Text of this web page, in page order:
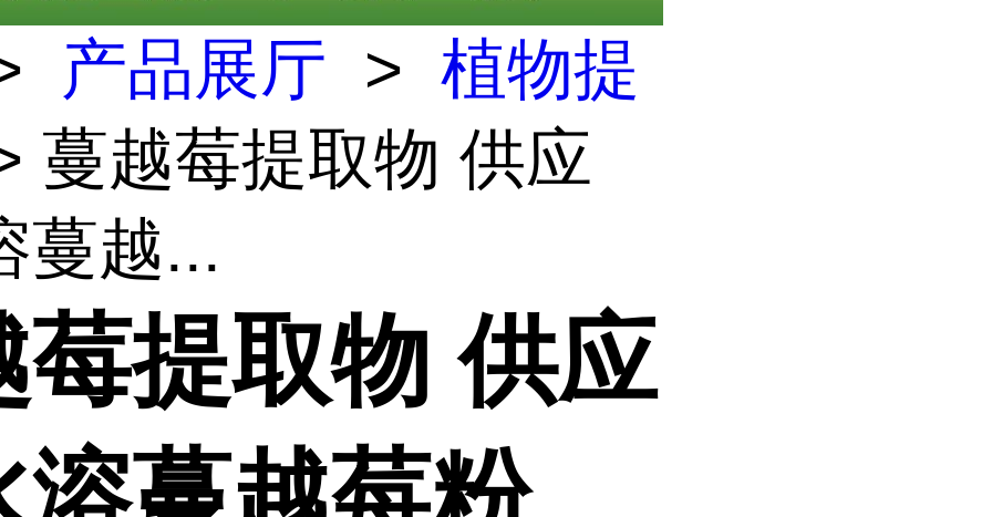
产品展厅 > 植物提
蔓越莓提取物 供应
蔓越...
莓提取物 供应